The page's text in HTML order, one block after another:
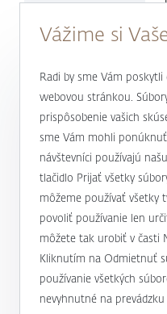
J&T BANKA
Kto sme
Unikátny prístup
Magazín Magnus
Užitočné
Úrokové sadzby a
Mapa stránky a
Vážime si
Radi by sme Vám
webovou stránkou.
prispôsobenie vašich
sme Vám mohli
návštevníci používajú
tlačidlo Prijať všetky
môžeme používať všetky
povoliť používanie len
môžete tak urobiť v časti
Kliknutím na Odmietnuť
používanie všetkých
nevyhnutné na